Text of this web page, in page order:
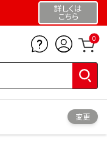
詳しくは
こちら
0
変更